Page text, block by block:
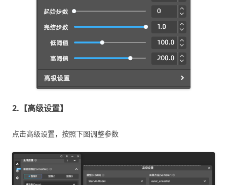
2.【高级设置】
点击高级设置，按照下图调整参数